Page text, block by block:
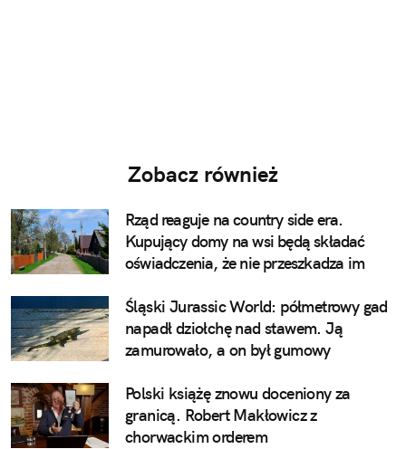
Zobacz również
Rząd reaguje na country side era.
Kupujący domy na wsi będą składać
oświadczenia, że nie przeszkadza im
Śląski Jurassic World: półmetrowy gad
napadł dziołchę nad stawem. Ją
zamurowało, a on był gumowy
Polski książę znowu doceniony za
granicą. Robert Makłowicz z
chorwackim orderem